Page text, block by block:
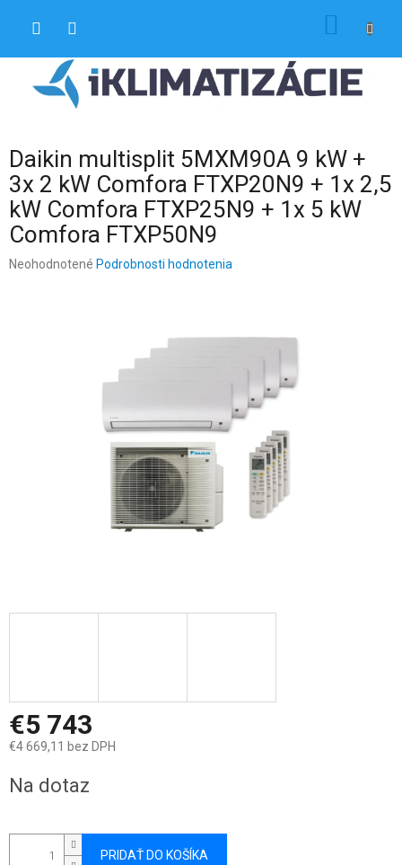
Daikin multisplit 5MXM90A 9 kW +
3x 2 kW Comfora FTXP20N9 + 1x 2,5
kW Comfora FTXP25N9 + 1x 5 kW
Comfora FTXP50N9
Priemerné
Neohodnotené Podrobnosti hodnotenia
€5 743
€4 669,11 bez DPH
cena:
Na dotaz
PRIDAŤ DO KOŠÍKA